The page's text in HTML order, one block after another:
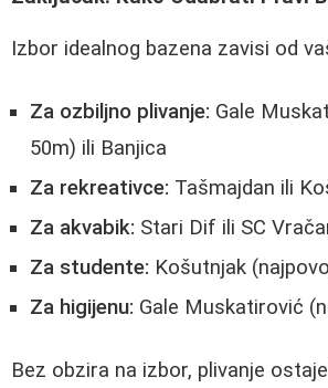
Izbor idealnog bazena zavisi od
Za ozbiljno plivanje: Gale
50m) ili Banjica
Za rekreativce: Tašmajdan ili
Za akvabik: Stari Dif ili SC
Za studente: Košutnjak
Za higijenu: Gale Muskatirović
Bez obzira na izbor, plivanje